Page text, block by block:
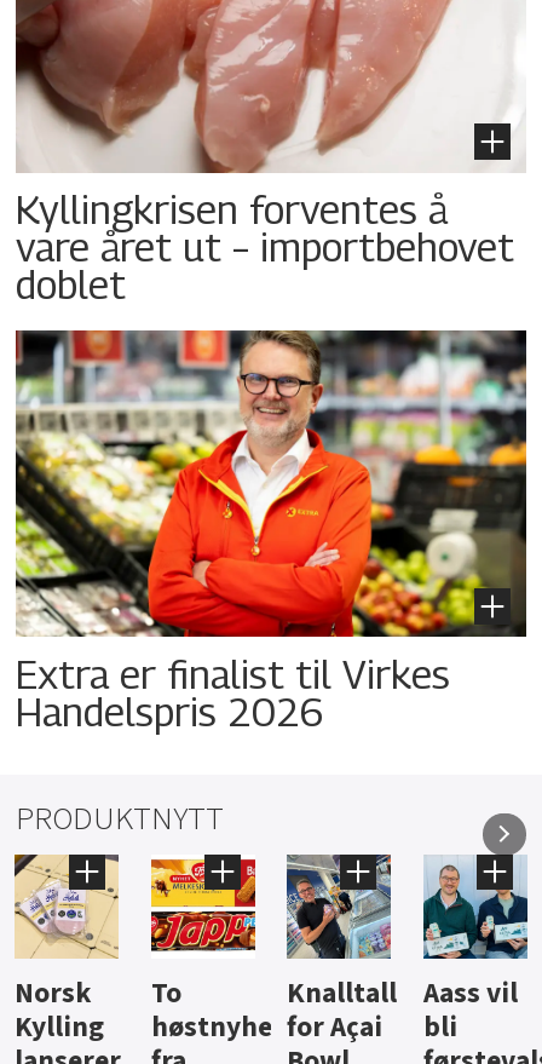
Kyllingkrisen forventes å
vare året ut – importbehovet
doblet
Extra er finalist til Virkes
Handelspris 2026
PRODUKTNYTT
Knalltall
for Açai
Aass vil
bli
Brus og
jus fra
Hard
iste fra